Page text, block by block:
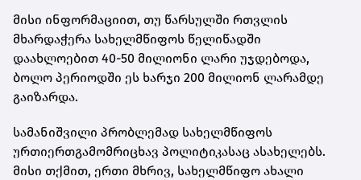
მისი ინფორმაციით, თუ წარსულში რთვლის
მხარდაჭერა სახელმწიფოს წელიწადში
დაახლოებით 40-50 მილიონი ლარი უჯდებოდა,
ბოლო პერიოდში ეს ხარჯი 200 მილიონ ლარამდე
გაიზარდა.
სამანიშვილი პრობლემად სახელმწიფოს
ურთიერთგამომრიცხავ პოლიტიკასაც ასახელებს.
მისი თქმით, ერთი მხრივ, სახელმწიფო ახალი